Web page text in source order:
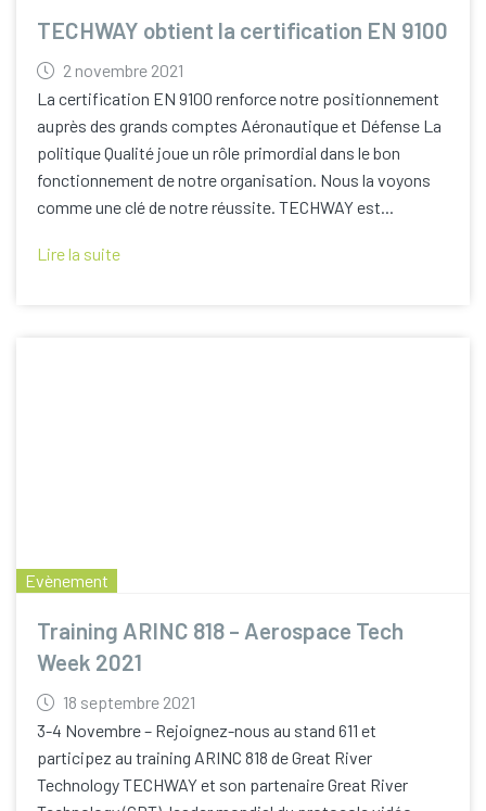
TECHWAY obtient la certification EN 9100
2 novembre 2021
La certification EN 9100 renforce notre positionnement
auprès des grands comptes Aéronautique et Défense La
politique Qualité joue un rôle primordial dans le bon
fonctionnement de notre organisation. Nous la voyons
comme une clé de notre réussite. TECHWAY est...
Lire la suite
Evènement
Training ARINC 818 – Aerospace Tech
Week 2021
18 septembre 2021
3-4 Novembre – Rejoignez-nous au stand 611 et
participez au training ARINC 818 de Great River
Technology TECHWAY et son partenaire Great River